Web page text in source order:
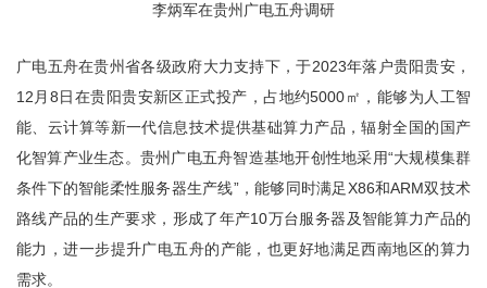
李炳军在贵州广电五舟调研
广电五舟在贵州省各级政府大力支持下，于2023年落户贵阳贵安，
12月8日在贵阳贵安新区正式投产，占地约5000㎡，能够为人工智
能、云计算等新一代信息技术提供基础算力产品，辐射全国的国产
化智算产业生态。贵州广电五舟智造基地开创性地采用“大规模集群
条件下的智能柔性服务器生产线”，能够同时满足X86和ARM双技术
路线产品的生产要求，形成了年产10万台服务器及智能算力产品的
能力，进一步提升广电五舟的产能，也更好地满足西南地区的算力
需求。